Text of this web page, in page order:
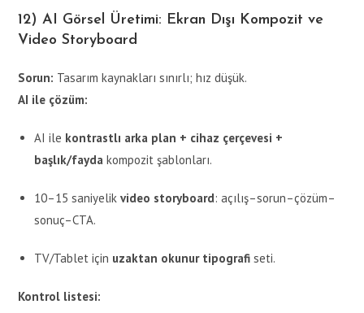
12) AI Görsel Üretimi: Ekran Dışı Kompozit ve
Video Storyboard
Sorun: Tasarım kaynakları sınırlı; hız düşük.
AI ile çözüm:
AI ile kontrastlı arka plan + cihaz çerçevesi +
başlık/fayda kompozit şablonları.
10–15 saniyelikvideo storyboard: açılış–sorun–çözüm–
sonuç–CTA.
TV/Tablet için uzaktan okunur tipografi seti.
Kontrol listesi: